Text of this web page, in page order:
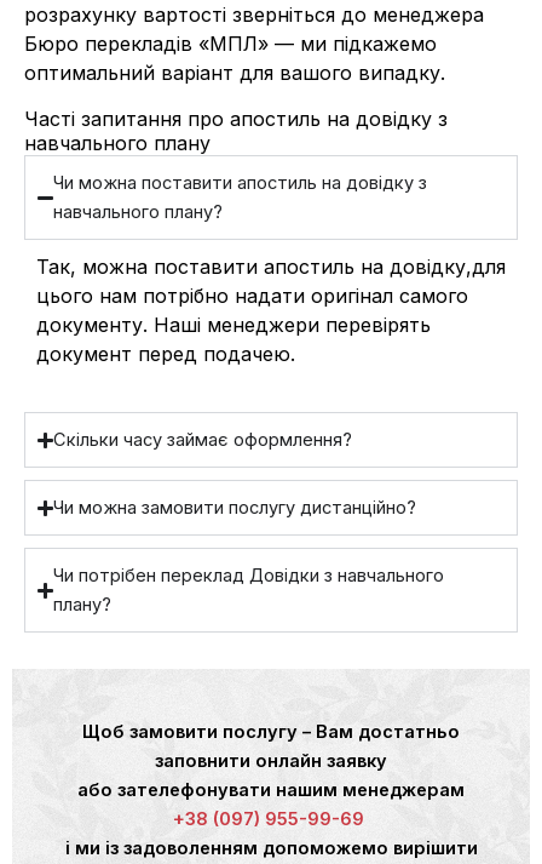
розрахунку вартості зверніться до менеджера
Бюро перекладів «МПЛ» — ми підкажемо
оптимальний варіант для вашого випадку.
Часті запитання про апостиль на довідку з
навчального плану
Чи можна поставити апостиль на довідку з
навчального плану?
Так, можна поставити апостиль на довідку,для
цього нам потрібно надати оригінал самого
документу. Наші менеджери перевірять
документ перед подачею.
Скільки часу займає оформлення?
Чи можна замовити послугу дистанційно?
Чи потрібен переклад Довідки з навчального
плану?
Щоб замовити послугу – Вам достатньо
заповнити онлайн заявку
або зателефонувати нашим менеджерам
+38 (097) 955-99-69
і ми із задоволенням допоможемо вирішити